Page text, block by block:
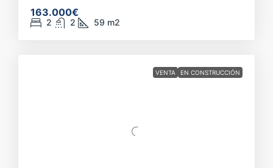
163.000€
2 2 59 m2
VENTA EN CONSTRUCCIÓN